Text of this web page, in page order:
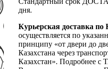
дня.
Курьерская доставка по
осуществляется по
принципу «от двери до
Казахстана через
Казахстан». Подробнее